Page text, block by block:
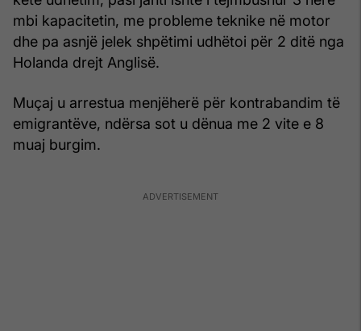
mbi kapacitetin, me probleme teknike në motor
dhe pa asnjë jelek shpëtimi udhëtoi për 2 ditë nga
Holanda drejt Anglisë.
Muçaj u arrestua menjëherë për kontrabandim të
emigrantëve, ndërsa sot u dënua me 2 vite e 8
muaj burgim.